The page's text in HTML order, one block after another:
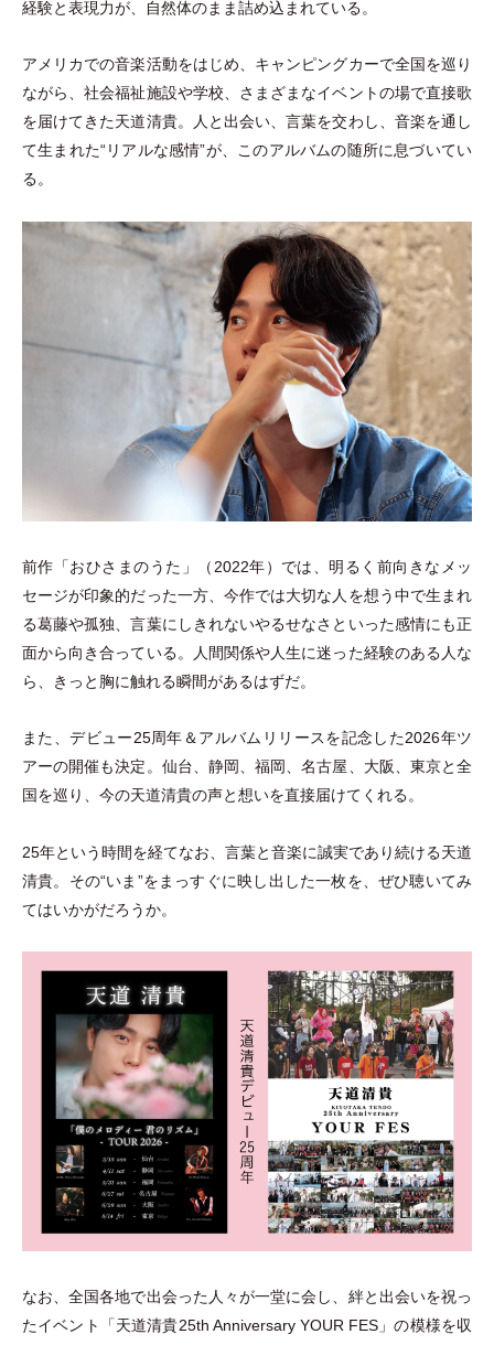
経験と表現力が、自然体のまま詰め込まれている。
アメリカでの音楽活動をはじめ、キャンピングカーで全国を巡り
ながら、社会福祉施設や学校、さまざまなイベントの場で直接歌
を届けてきた天道清貴。人と出会い、言葉を交わし、音楽を通し
て生まれた“リアルな感情”が、このアルバムの随所に息づいてい
る。
前作 「おひさまのうた 」 （ 2022年） では、明るく前向きなメッ
セージが印象的だった一方、今作では大切な人を想う中で生まれ
る葛藤や孤独、言葉にしきれないやるせなさといった感情にも正
面から向き合っている。人間関係や人生に迷った経験のある人な
ら、きっと胸に触れる瞬間があるはずだ。
また、デビュー25周年＆アルバムリリースを記念した2026年ツ
アーの開催も決定。仙台、静岡、福岡、名古屋、大阪、東京と全
国を巡り、今の天道清貴の声と想いを直接届けてくれる。
25年という時間を経てなお、言葉と音楽に誠実であり続ける天道
清貴。その“いま”をまっすぐに映し出した一枚を、ぜひ聴いてみ
てはいかがだろうか。
なお、全国各地で出会った人々が一堂に会し、絆と出会いを祝っ
たイベント
「天道清貴25th Anniversary YOUR FES 」の模様を収